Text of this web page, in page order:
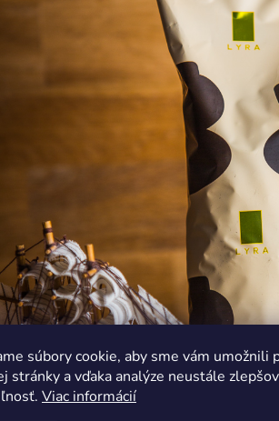
súbory cookie, aby sme vám umožnili
stránky a vďaka analýze neustále
Viac informácií